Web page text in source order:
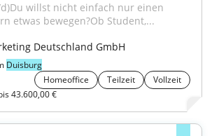
willst nicht einfach nur einen
etwas bewegen?Ob Student,...
Deutschland GmbH
Duisburg
Homeoffice
Teilzeit
Vollzeit
43.600,00 €